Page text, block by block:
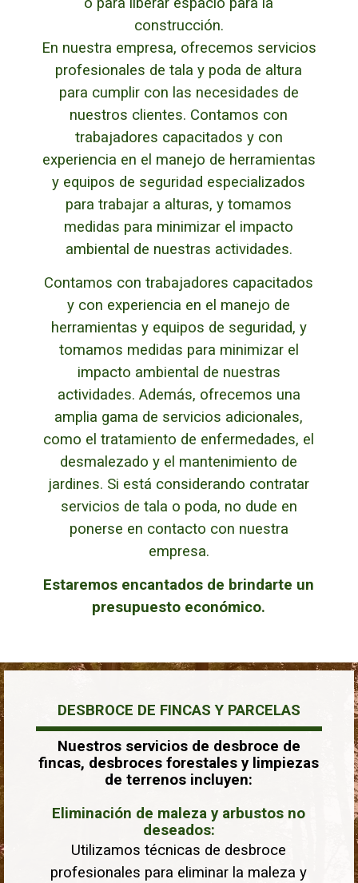
construcción.
En nuestra empresa, ofrecemos servicios
profesionales de tala y poda de altura
para cumplir con las necesidades de
nuestros clientes. Contamos con
trabajadores capacitados y con
experiencia en el manejo de herramientas
y equipos de seguridad especializados
para trabajar a alturas, y tomamos
medidas para minimizar el impacto
ambiental de nuestras actividades.
Contamos con trabajadores capacitados
y con experiencia en el manejo de
herramientas y equipos de seguridad, y
tomamos medidas para minimizar el
impacto ambiental de nuestras
actividades. Además, ofrecemos una
amplia gama de servicios adicionales,
como el tratamiento de enfermedades, el
desmalezado y el mantenimiento de
jardines. Si está considerando contratar
servicios de tala o poda, no dude en
ponerse en contacto con nuestra
empresa.
Estaremos encantados de brindarte un
presupuesto económico.
DESBROCE DE FINCAS Y PARCELAS
Nuestros servicios de desbroce de
fincas, desbroces forestales y limpiezas
de terrenos incluyen:
Eliminación de maleza y arbustos no
deseados:
Utilizamos técnicas de desbroce
profesionales para eliminar la maleza y